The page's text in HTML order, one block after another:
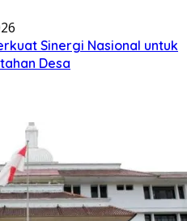
Sinergi Nasional untuk
Desa